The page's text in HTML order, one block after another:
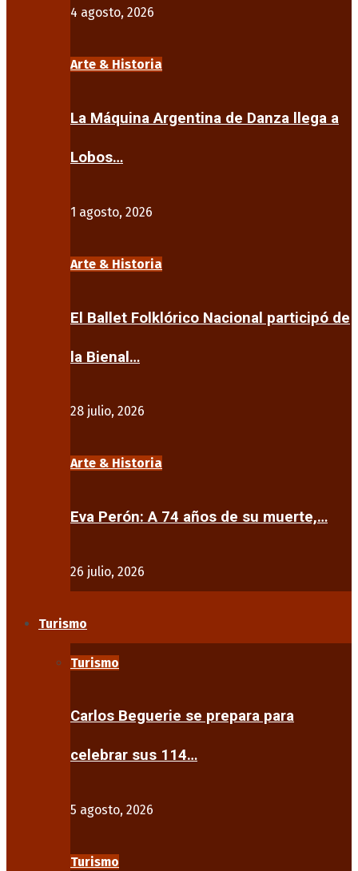
4 agosto, 2026
Arte & Historia
La Máquina Argentina de Danza llega a
Lobos…
1 agosto, 2026
Arte & Historia
El Ballet Folklórico Nacional participó de
la Bienal…
28 julio, 2026
Arte & Historia
Eva Perón: A 74 años de su muerte,…
26 julio, 2026
Turismo
Turismo
Carlos Beguerie se prepara para
celebrar sus 114…
5 agosto, 2026
Turismo